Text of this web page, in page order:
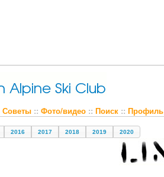
Советы:: Фото/видео:: Поиск:: Профиль
2016 2017 2018 2019 2020